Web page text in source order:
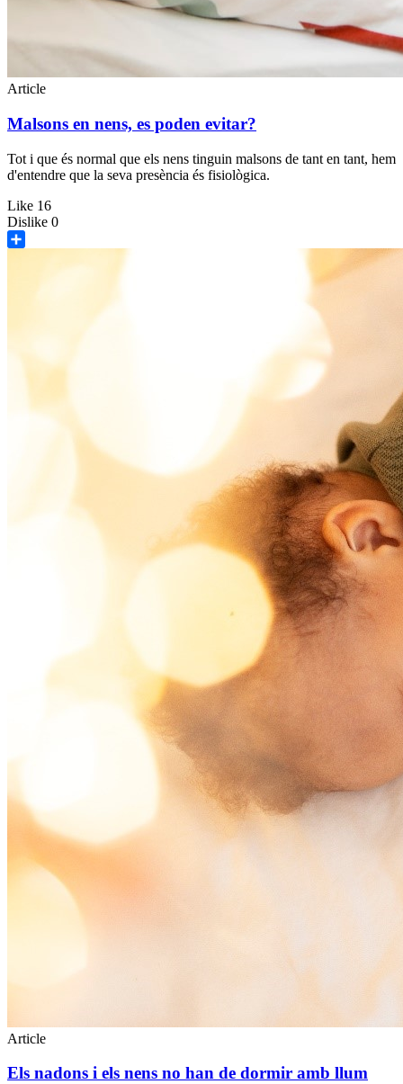
Article
Malsons en nens, es poden evitar?
Tot i que és normal que els nens tinguin malsons de tant en tant, hem
d'entendre que la seva presència és fisiològica.
Like 16
Dislike 0
Article
Els nadons i els nens no han de dormir amb llum